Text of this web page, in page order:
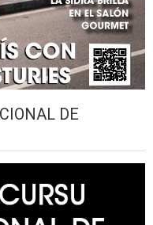
DE